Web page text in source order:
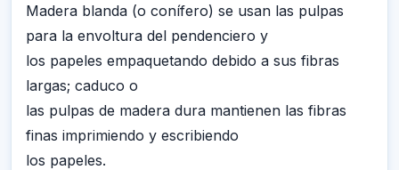
Madera blanda (o conífero) se usan las pulpas
para la envoltura del pendenciero y
los papeles empaquetando debido a sus fibras
largas; caduco o
las pulpas de madera dura mantienen las fibras
finas imprimiendo y escribiendo
los papeles.